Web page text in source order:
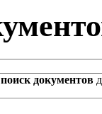
документов